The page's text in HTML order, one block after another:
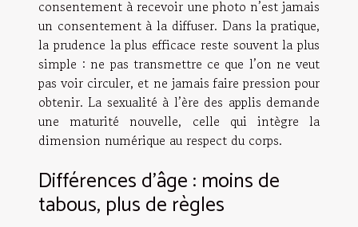
consentement à recevoir une photo n’est jamais
un consentement à la diffuser. Dans la pratique,
la prudence la plus efficace reste souvent la plus
simple : ne pas transmettre ce que l’on ne veut
pas voir circuler, et ne jamais faire pression pour
obtenir. La sexualité à l’ère des applis demande
une maturité nouvelle, celle qui intègre la
dimension numérique au respect du corps.
Différences d’âge : moins de
tabous, plus de règles